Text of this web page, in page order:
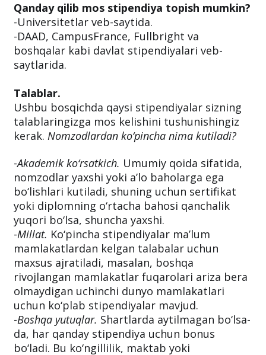
Qanday qilib mos stipendiya topish mumkin?
-Universitetlar veb-saytida.
-DAAD, CampusFrance, Fullbright va
boshqalar kabi davlat stipendiyalari veb-
saytlarida.
Talablar.
Ushbu bosqichda qaysi stipendiyalar sizning
talablaringizga mos kelishini tushunishingiz
kerak. Nomzodlardan ko‘pincha nima kutiladi?
-Akademik ko‘rsatkich. Umumiy qoida sifatida,
nomzodlar yaxshi yoki a’lo baholarga ega
bo‘lishlari kutiladi, shuning uchun sertifikat
yoki diplomning o‘rtacha bahosi qanchalik
yuqori bo‘lsa, shuncha yaxshi.
-Millat. Ko‘pincha stipendiyalar ma’lum
mamlakatlardan kelgan talabalar uchun
maxsus ajratiladi, masalan, boshqa
rivojlangan mamlakatlar fuqarolari ariza bera
olmaydigan uchinchi dunyo mamlakatlari
uchun ko‘plab stipendiyalar mavjud.
-Boshqa yutuqlar. Shartlarda aytilmagan bo‘lsa-
da, har qanday stipendiya uchun bonus
bo‘ladi. Bu ko‘ngillilik, maktab yoki